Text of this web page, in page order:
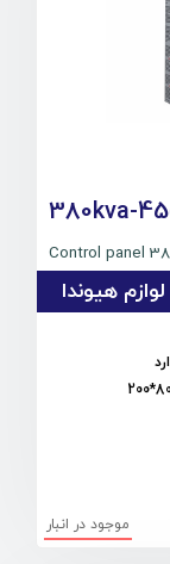
380kva-
Control panel
موجود در انبار